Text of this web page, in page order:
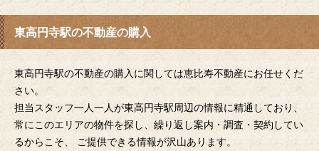
東高円寺駅の不動産の購入
東高円寺駅の不動産の購入に関しては恵比寿不動産にお任せくだ
さい。
担当スタッフ一人一人が東高円寺駅周辺の情報に精通しており、
常にこのエリアの物件を探し、繰り返し案内・調査・契約してい
るからこそ、 ご提供できる情報が沢山あります。